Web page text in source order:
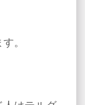
。